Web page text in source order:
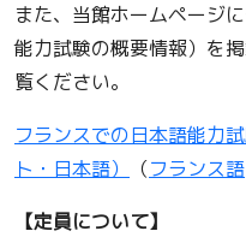
また、当館ホームページ
能力試験の概要情報）を
覧ください。
フランスでの日本語能力
ト・日本語）
（フランス語
【定員について】